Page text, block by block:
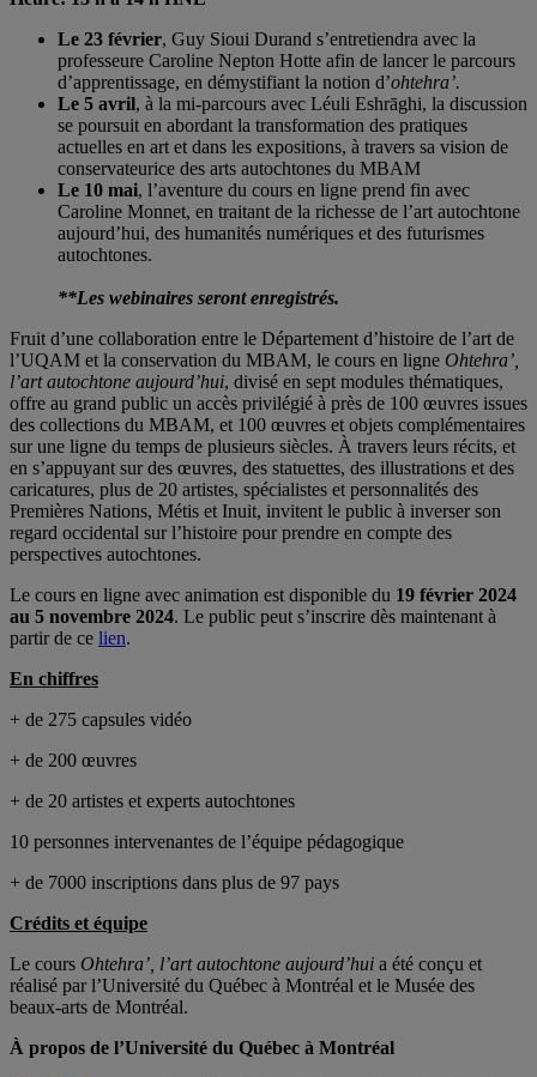
Le 23 février, Guy Sioui Durand s’entretiendra avec la
professeure Caroline Nepton Hotte afin de lancer le parcours
d’apprentissage, en démystifiant la notion d’ohtehra’.
Le 5 avril, à la mi-parcours avec Léuli Eshrāghi, la discussion
se poursuit en abordant la transformation des pratiques
actuelles en art et dans les expositions, à travers sa vision de
conservateurice des arts autochtones du MBAM
Le 10 mai, l’aventure du cours en ligne prend fin avec
Caroline Monnet, en traitant de la richesse de l’art autochtone
aujourd’hui, des humanités numériques et des futurismes
autochtones.
**Les webinaires seront enregistrés.
Fruit d’une collaboration entre le Département d’histoire de l’art de
l’UQAM et la conservation du MBAM, le cours en ligne Ohtehra’,
l’art autochtone aujourd’hui, divisé en sept modules thématiques,
offre au grand public un accès privilégié à près de 100 œuvres issues
des collections du MBAM, et 100 œuvres et objets complémentaires
sur une ligne du temps de plusieurs siècles. À travers leurs récits, et
en s’appuyant sur des œuvres, des statuettes, des illustrations et des
caricatures, plus de 20 artistes, spécialistes et personnalités des
Premières Nations, Métis et Inuit, invitent le public à inverser son
regard occidental sur l’histoire pour prendre en compte des
perspectives autochtones.
Le cours en ligne avec animation est disponible du 19 février 2024
au 5 novembre 2024. Le public peut s’inscrire dès maintenant à
partir de ce lien.
En chiffres
+ de 275 capsules vidéo
+ de 200 œuvres
+ de 20 artistes et experts autochtones
10 personnes intervenantes de l’équipe pédagogique
+ de 7000 inscriptions dans plus de 97 pays
Crédits et équipe
Le cours Ohtehra’, l’art autochtone aujourd’hui a été conçu et
réalisé par l’Université du Québec à Montréal et le Musée des
beaux-arts de Montréal.
À propos de l’Université du Québec à Montréal